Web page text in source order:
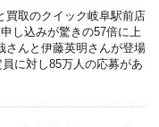
買取のクイック岐阜駅前店
し込みが驚きの57倍に上
さんと伊藤英明さんが登場
に対し85万人の応募があ